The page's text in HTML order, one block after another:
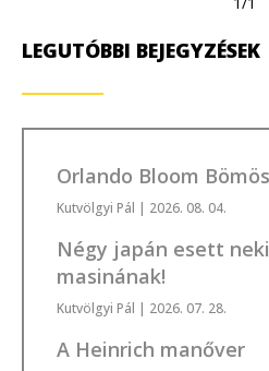
LEGUTÓBBI BEJEGYZÉSEK
Orlando Bloom
Kutvölgyi Pál | 2026. 08. 04.
Négy japán esett
masinának!
Kutvölgyi Pál | 2026. 07. 28.
A Heinrich manőver